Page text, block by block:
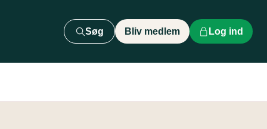
Søg Bliv medlem Log ind